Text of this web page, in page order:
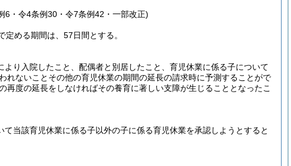
・令4条例30・令7条例42・一部改正)
める期間は、57日間とする。
り入院したこと、配偶者と別居したこと、育児休業に係る子について
ないことその他の育児休業の期間の延長の請求時に予測することがで
度の延長をしなければその養育に著しい支障が生じることとなったこ
当該育児休業に係る子以外の子に係る育児休業を承認しようとすると